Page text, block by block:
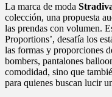
La marca de moda
colección, una propuesta
las prendas con volumen.
Proportions’, desafía los
las formas y proporciones
bombers, pantalones
comodidad, sino que
para quienes buscan lucir